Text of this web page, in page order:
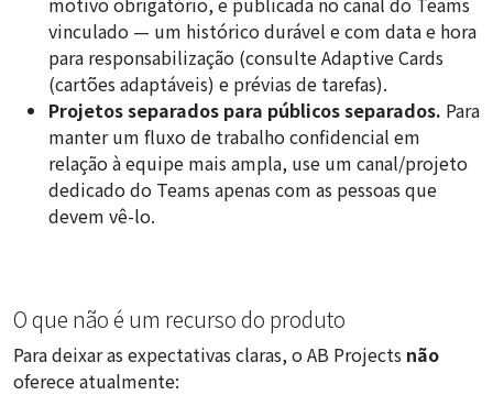
vinculado — um histórico durável e com data e hora
para responsabilização (consulteAdaptive Cards
(cartões adaptáveis) e prévias de tarefas).
Projetos separados para públicos separados. Para
manter um fluxo de trabalho confidencial em
relação à equipe mais ampla, use um canal/projeto
dedicado do Teams apenas com as pessoas que
devem vê-lo.
O que não é um recurso do produto
Para deixar as expectativas claras, o AB Projects não
oferece atualmente: